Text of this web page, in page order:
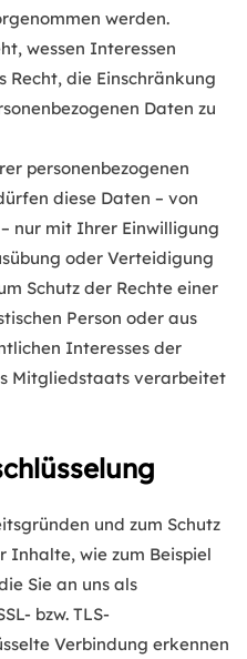
werden.
wessen Interessen
Recht, die Einschränkung
Daten zu
personenbezogenen
diese Daten – von
nur mit Ihrer Einwilligung
oder Verteidigung
Schutz der Rechte einer
Person oder aus
Interesses der
Mitgliedstaats verarbeitet
und zum Schutz
wie zum Beispiel
Sie an uns als
bzw. TLS-
Verbindung erkennen